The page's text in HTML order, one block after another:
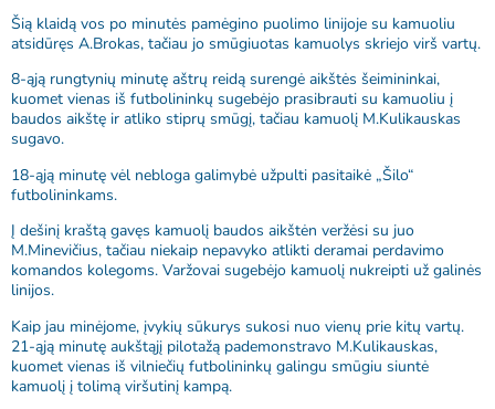
Šią klaidą vos po minutės pamėgino puolimo linijoje su kamuoliu
atsidūręs A.Brokas, tačiau jo smūgiuotas kamuolys skriejo virš vartų.
8-ąją rungtynių minutę aštrų reidą surengė aikštės šeimininkai,
kuomet vienas iš futbolininkų sugebėjo prasibrauti su kamuoliu į
baudos aikštę ir atliko stiprų smūgį, tačiau kamuolį M.Kulikauskas
sugavo.
18-ąją minutę vėl nebloga galimybė užpulti pasitaikė „Šilo“
futbolininkams.
Į dešinį kraštą gavęs kamuolį baudos aikštėn veržėsi su juo
M.Minevičius, tačiau niekaip nepavyko atlikti deramai perdavimo
komandos kolegoms. Varžovai sugebėjo kamuolį nukreipti už galinės
linijos.
Kaip jau minėjome, įvykių sūkurys sukosi nuo vienų prie kitų vartų.
21-ąją minutę aukštąjį pilotažą pademonstravo M.Kulikauskas,
kuomet vienas iš vilniečių futbolininkų galingu smūgiu siuntė
kamuolį į tolimą viršutinį kampą.